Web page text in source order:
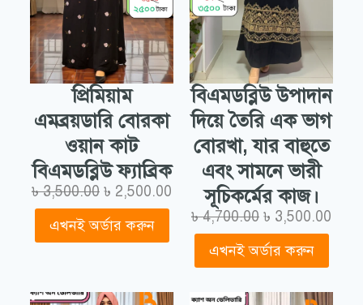
প্রিমিয়াম
এমব্রয়ডারি বোরকা
ওয়ান কাট
বিএমডব্লিউ ফ্যাব্রিক
৳3,500.00 ৳ 2,500.00
এখনই অর্ডার করুন
বিএমডব্লিউ উপাদান
দিয়ে তৈরি এক ভাগ
বোরখা, যার বাহুতে
এবং সামনে ভারী
সূচিকর্মের কাজ।
৳4,700.00 ৳ 3,500.00
এখনই অর্ডার করুন